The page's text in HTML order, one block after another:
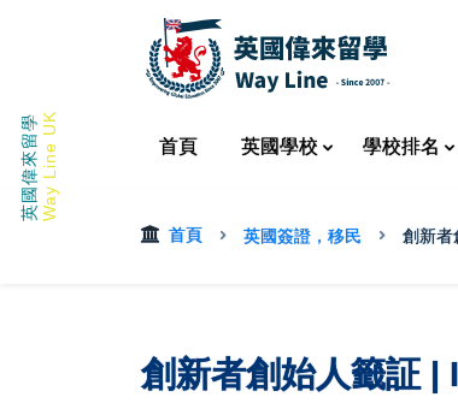
首頁 英國學校 學校排名
英國偉來留學Way Line UK
首頁 英國簽證，移民 創新者
創新者創始人籤証 |